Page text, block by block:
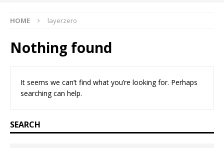
HOME layerzero
Nothing found
It seems we can’t find what you’re looking for. Perhaps
searching can help.
SEARCH